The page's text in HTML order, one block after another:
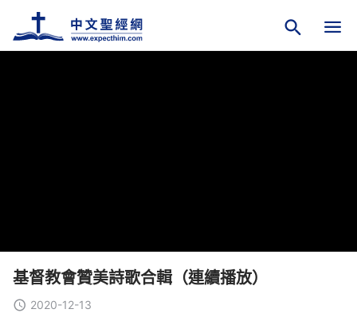
基督教會贊美詩歌合輯（連續播放）
2020-12-13